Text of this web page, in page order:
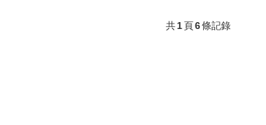
共1頁6條記錄